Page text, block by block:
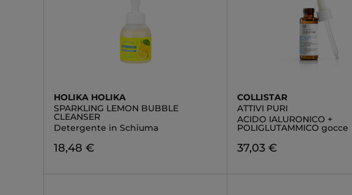
HOLIKA HOLIKA
SPARKLING LEMON BUBBLE
CLEANSER
Detergente in Schiuma
18,48 €
COLLISTAR
ATTIVI PURI
ACIDO IALURONICO +
POLIGLUTAMMICO gocce
37,03 €